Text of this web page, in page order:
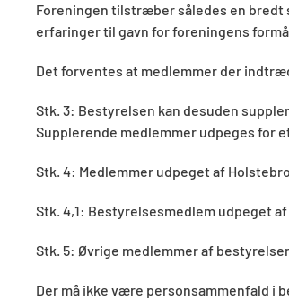
Foreningen tilstræber således en
erfaringer til gavn for foreningens
Det forventes at medlemmer der
Stk. 3: Bestyrelsen kan desuden
Supplerende medlemmer udpeges for
Stk. 4: Medlemmer udpeget af
Stk. 4,1: Bestyrelsesmedlem udpeget
Stk. 5: Øvrige medlemmer af
Der må ikke være personsammenfald